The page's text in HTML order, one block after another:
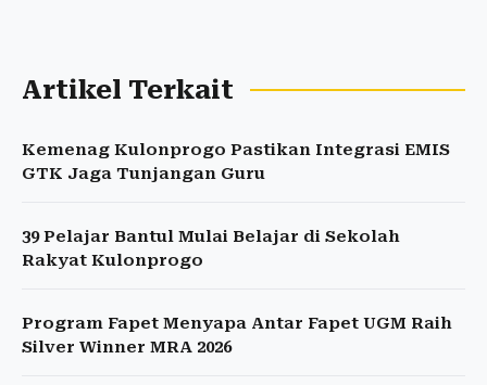
Artikel Terkait
Kemenag Kulonprogo Pastikan Integrasi EMIS
GTK Jaga Tunjangan Guru
39 Pelajar Bantul Mulai Belajar di Sekolah
Rakyat Kulonprogo
Program Fapet Menyapa Antar Fapet UGM Raih
Silver Winner MRA 2026